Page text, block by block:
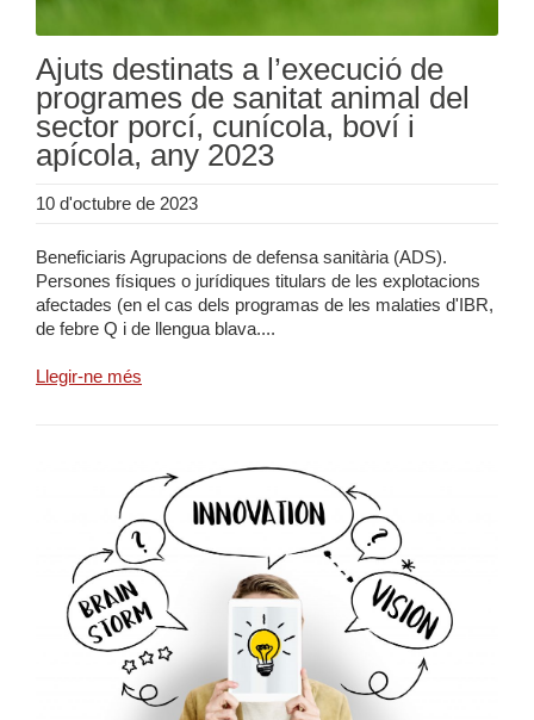
Ajuts destinats a l’execució de
programes de sanitat animal del
sector porcí, cunícola, boví i
apícola, any 2023
10 d'octubre de 2023
Beneficiaris Agrupacions de defensa sanitària (ADS).
Persones físiques o jurídiques titulars de les explotacions
afectades (en el cas dels programas de les malaties d'IBR,
de febre Q i de llengua blava....
Llegir-ne més